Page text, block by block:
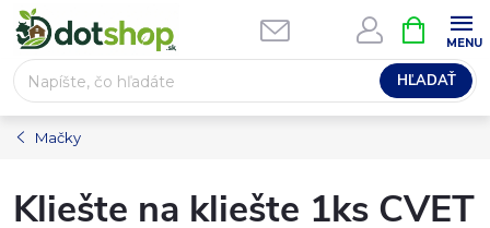
Prejsť
na
obsah
HĽADAŤ
KOŠÍK
Mačky
Kliešte na kliešte 1ks CVET